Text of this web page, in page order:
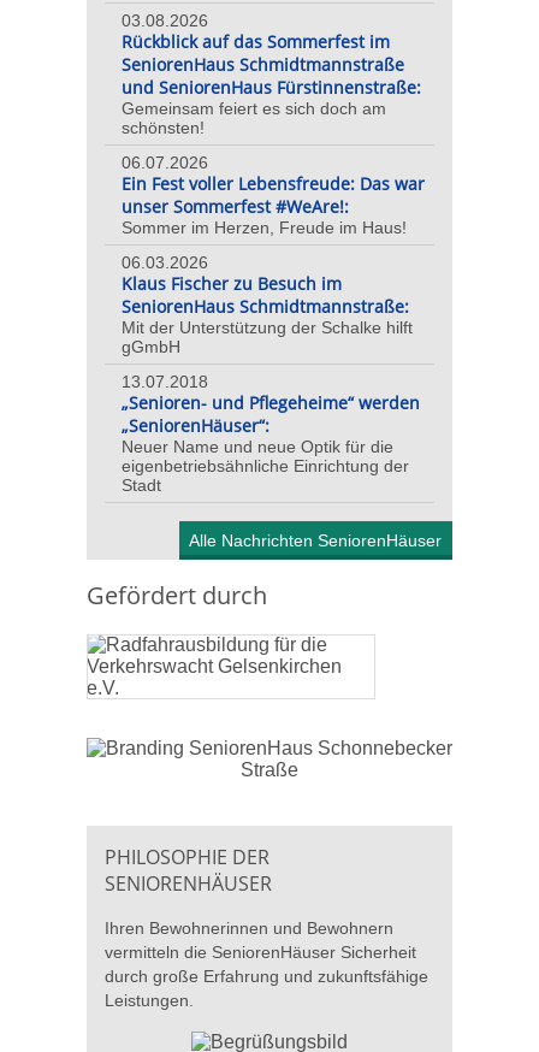
03.08.2026
Rückblick auf das Sommerfest im
SeniorenHaus Schmidtmannstraße
und SeniorenHaus Fürstinnenstraße:
Gemeinsam feiert es sich doch am
schönsten!
06.07.2026
Ein Fest voller Lebensfreude: Das war
unser Sommerfest #WeAre!:
Sommer im Herzen, Freude im Haus!
06.03.2026
Klaus Fischer zu Besuch im
SeniorenHaus Schmidtmannstraße:
Mit der Unterstützung der Schalke hilft
gGmbH
13.07.2018
„Senioren- und Pflegeheime“ werden
„SeniorenHäuser“:
Neuer Name und neue Optik für die
eigenbetriebsähnliche Einrichtung der
Stadt
Alle Nachrichten SeniorenHäuser
Gefördert durch
PHILOSOPHIE DER
SENIORENHÄUSER
Ihren Bewohnerinnen und Bewohnern
vermitteln die SeniorenHäuser Sicherheit
durch große Erfahrung und zukunftsfähige
Leistungen.